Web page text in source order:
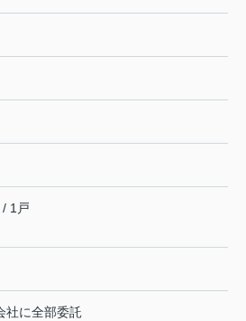
1戸
社に全部委託